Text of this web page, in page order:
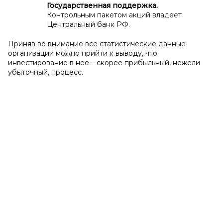
Государственная поддержка.
Контрольным пакетом акций владеет
Центральный банк РФ.
Приняв во внимание все статистические данные
организации можно прийти к выводу, что
инвестирование в нее – скорее прибыльный, нежели
убыточный, процесс.